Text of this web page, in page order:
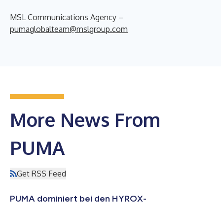
MSL Communications Agency –
pumaglobalteam@mslgroup.com
More News From
PUMA
Get RSS Feed
PUMA dominiert bei den HYROX-